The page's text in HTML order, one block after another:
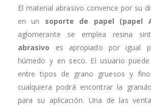
El material abrasivo convence por su
en un soporte de papel (papel
aglomerante se emplea resina
abrasivo es apropiado por igual
húmedo y en seco. El usuario
entre tipos de grano gruesos y
cualquiera podrá encontrar la
para su aplicación. Una de las